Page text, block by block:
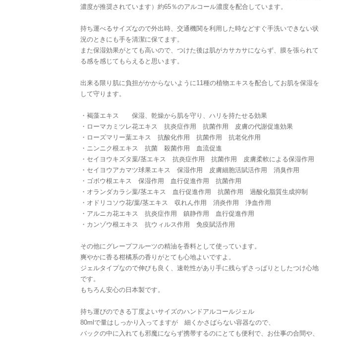
濃度が推奨されています）約65％のアルコール濃度を配合しています。
持ち運べるサイズなので外出時、交通機関を利用した時などすぐ手洗いできない状
況のときにも手を清潔に保てます。
また保湿効果がとても高いので、つけた後は肌がカサカサにならず、膜を張られて
る感を感じてもらえると思います。
出来る限り肌に負担がかからないように11種の植物エキスを配合してお肌を保湿を
して守ります。
・褐藻エキス 保湿、乾燥から肌を守り、ハリを持たせる効果
・ローマカミツレ花エキス 抗炎症作用 抗菌作用 皮膚の代謝促進効果
・ローズマリー葉エキス 抗酸化作用 抗菌作用 抗老化作用
・ニンニク根エキス 抗菌 殺菌作用 血流促進
・セイヨウキズタ葉/茎エキス 抗炎症作用 抗菌作用 皮膚柔軟による保湿作用
・セイヨウアカマツ球果エキス 保湿作用 皮膚細胞活賦活作用 消臭作用
・ゴボウ根エキス 保湿作用 血行促進作用 抗菌作用
・オランダカラシ葉/茎エキス 血行促進作用 抗菌作用 過酸化脂質生成抑制
・オドリコソウ花/葉/茎エキス 収れん作用 消炎作用 浄血作用
・アルニカ花エキス 抗炎症作用 鎮静作用 血行促進作用
・カンゾウ根エキス 抗ウィルス作用 免疫賦活作用
その他にグレープフルーツの精油を香料として使っています。
爽やかに香る柑橘系の香りがとても心地よいですよ。
ジェルタイプなので伸びも良く、速乾性があり手に残らずさっぱりとしたつけ心地
です。
もちろん安心の日本製です。
持ち運びのできる丁度よいサイズのハンドアルコールジェル
80mlで量はしっかり入ってますが 細くかさばらない容器なので、
バックの中に入れても邪魔にならず携帯するのにとても便利で、お仕事の合間や、